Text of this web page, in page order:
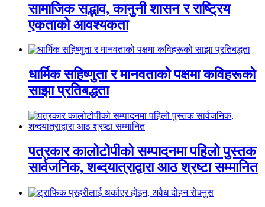
सामाजिक सद्भाव, कानुनी शासन र राष्ट्रिय
एकताको आवश्यकता
धार्मिक सहिष्णुता र मानवताको पक्षमा कविहरूको
साझा प्रतिबद्धता
पत्रकार कालोटोपीको सम्पादनमा पहिलो पुस्तक
सार्वजनिक, शब्दयात्राद्वारा आठ श्रष्टा सम्मानित